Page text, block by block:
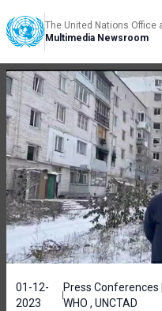
The United Nations Office
Multimedia Newsroom
01-12-
2023
Press Conferences |
WHO , UNCTAD